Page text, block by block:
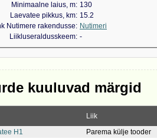
Minimaalne laius, m 130
Laevatee pikkus, km 15.2
Nutimere rakendusse
Nutimeri
Liikluseraldusskeem -
kuuluvad märgid
Liik
H1
Parema külje tooder